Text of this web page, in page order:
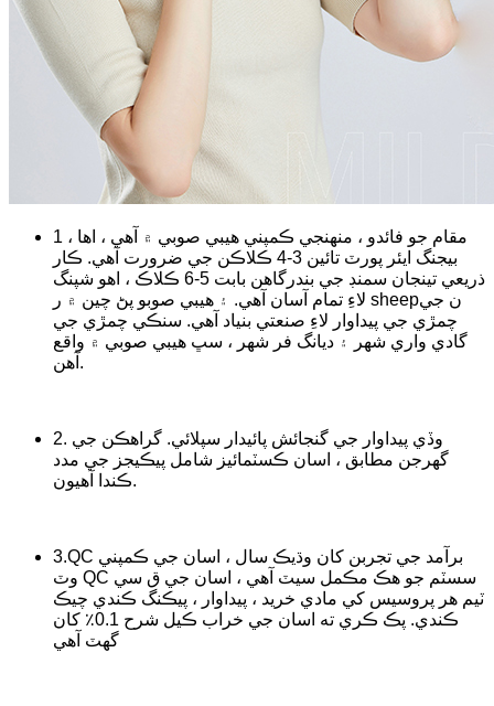
1 ، مقام جو فائدو ، منهنجي ڪمپني هيبي صوبي ۾ آهي ، اها
بيجنگ ايئر پورٽ تائين 3-4 ڪلاڪن جي ضرورت آهي. ڪار
ذريعي تينجان سمنڊ جي بندرگاهن بابت 5-6 ڪلاڪ ، اهو شپنگ
لاءِ تمام آسان آهي. ۽ هيبي صوبو پڻ چين ۾ ر sheepن جي
چمڙي جي پيداوار لاءِ صنعتي بنياد آهي. سنڪي چمڙي جي
گادي واري شهر ۽ ديانگ فر شهر ، سڀ هيبي صوبي ۾ واقع
آهن.
2. وڏي پيداوار جي گنجائش پائيدار سپلائي. گراهڪن جي
گهرجن مطابق ، اسان ڪسٽمائيز شامل پيڪيجز جي مدد
ڪندا آهيون.
3.QC برآمد جي تجربن کان وڌيڪ سال ، اسان جي ڪمپني
وٽ QC سسٽم جو هڪ مڪمل سيٽ آهي ، اسان جي ق سي
ٽيم هر پروسيس کي مادي خريد ، پيداوار ، پيڪنگ ڪندي چيڪ
ڪندي. پڪ ڪري ته اسان جي خراب ڪيل شرح 0.1٪ کان
گهٽ آهي